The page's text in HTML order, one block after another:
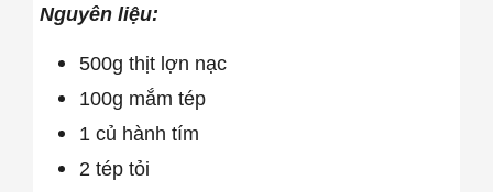
Nguyên liệu:
500g thịt lợn nạc
100g mắm tép
1 củ hành tím
2 tép tỏi